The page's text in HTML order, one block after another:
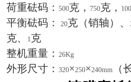
荷重砝码：500克， 750克，
平衡砝码：
20克（销轴）、
克、 1克
整机重量：26Kg
外形尺寸：320×250×240mm （